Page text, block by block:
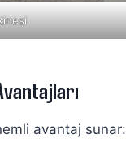
avantaj sunar: